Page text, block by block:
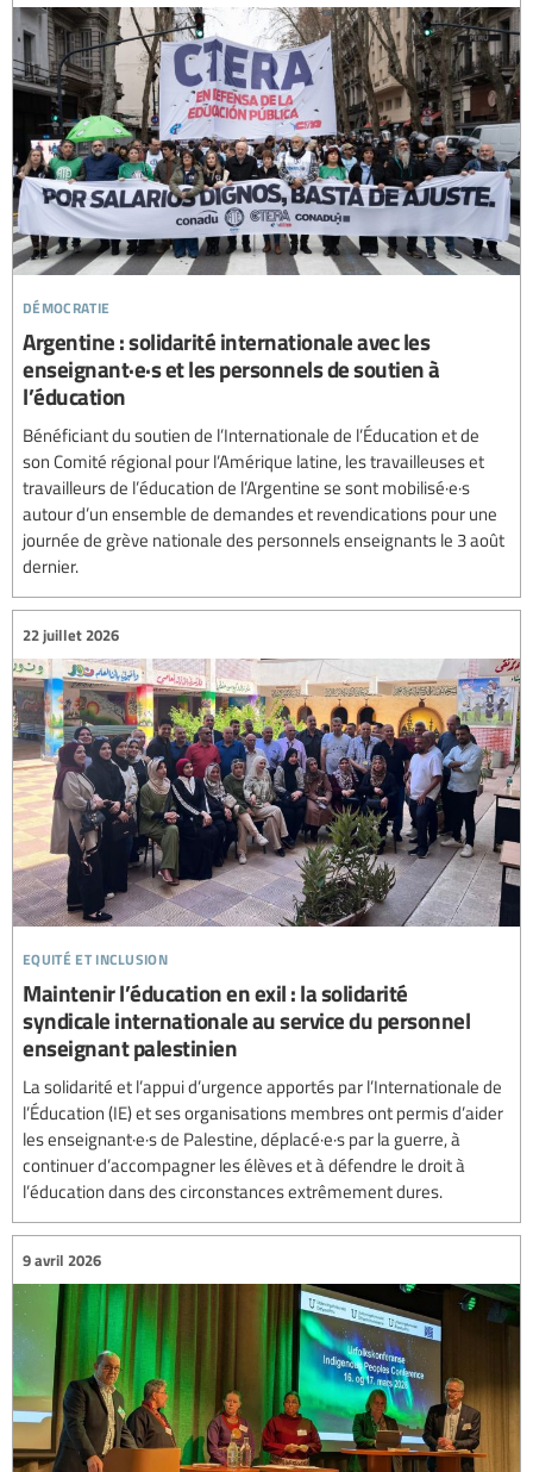
démocratie
Argentine : solidarité internationale avec les
enseignant·e·s et les personnels de soutien à
l’éducation
Bénéficiant du soutien de l’Internationale de l’Éducation et de
son Comité régional pour l’Amérique latine, les travailleuses et
travailleurs de l’éducation de l’Argentine se sont mobilisé·e·s
autour d’un ensemble de demandes et revendications pour une
journée de grève nationale des personnels enseignants le 3 août
dernier.
equité et inclusion
22 juillet 2026
Maintenir l’éducation en exil : la solidarité
syndicale internationale au service du personnel
enseignant palestinien
La solidarité et l’appui d’urgence apportés par l’Internationale de
l’Éducation (IE) et ses organisations membres ont permis d’aider
les enseignant·e·s de Palestine, déplacé·e·s par la guerre, à
continuer d’accompagner les élèves et à défendre le droit à
l’éducation dans des circonstances extrêmement dures.
9 avril 2026